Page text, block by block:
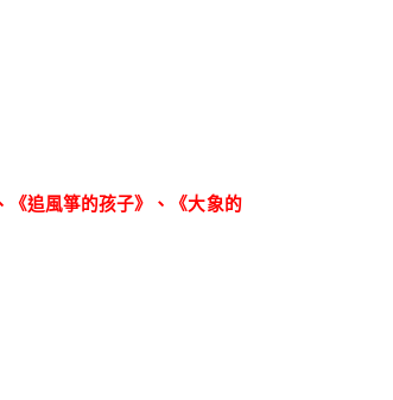
《追風箏的孩子》、《大象的